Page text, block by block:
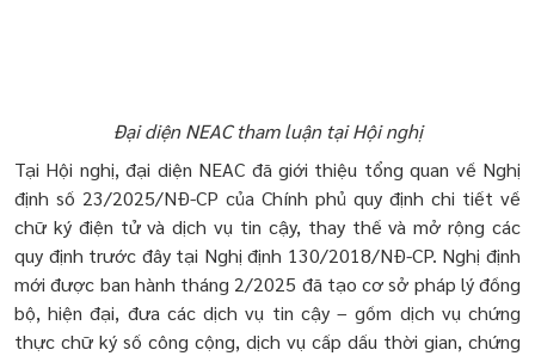
Đại diện NEAC tham luận tại Hội nghị
Tại Hội nghị, đại diện NEAC đã giới thiệu tổng quan về Nghị
định số 23/2025/NĐ-CP của Chính phủ quy định chi tiết về
chữ ký điện tử và dịch vụ tin cậy, thay thế và mở rộng các
quy định trước đây tại Nghị định 130/2018/NĐ-CP. Nghị định
mới được ban hành tháng 2/2025 đã tạo cơ sở pháp lý đồng
bộ, hiện đại, đưa các dịch vụ tin cậy – gồm dịch vụ chứng
thực chữ ký số công cộng, dịch vụ cấp dấu thời gian, chứng